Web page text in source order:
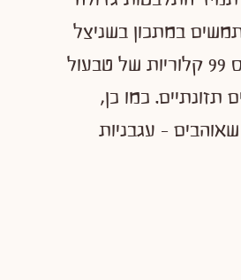
במתכון בשניצל
תירס קריספי, טעים ומהיר להכנה. ליתר דיוק, בחרנו בשניצל תירס 99 קלוריות של טבעול
תזונתיים. כמו כן,
– עגבניות